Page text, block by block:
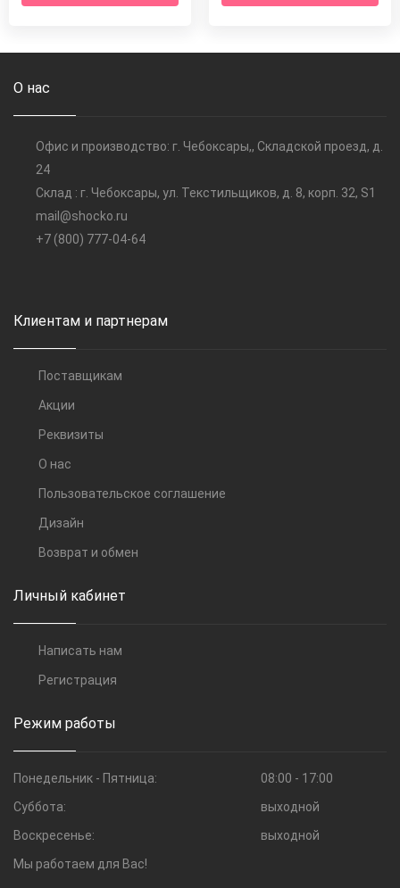
О нас
Офис и производство: г. Чебоксары,, Складской проезд, д.
24
Склад : г. Чебоксары, ул. Текстильщиков, д. 8, корп. 32, S1
mail@shocko.ru
+7 (800) 777-04-64
Клиентам и партнерам
Поставщикам
Акции
Реквизиты
О нас
Пользовательское соглашение
Дизайн
Возврат и обмен
Личный кабинет
Написать нам
Регистрация
Режим работы
Понедельник - Пятница:
08:00 - 17:00
Суббота:
выходной
Воскресенье:
выходной
Мы работаем для Вас!